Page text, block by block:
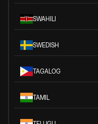
SWAHILI
SWEDISH
TAGALOG
TAMIL